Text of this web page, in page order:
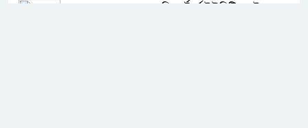
মাগুরা রিপোর্টার্স ইউনিটির দুই বছর